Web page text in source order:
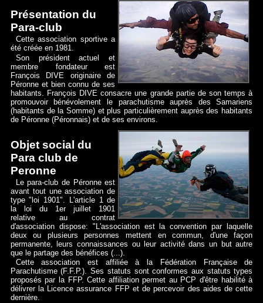
Présentation du
Para-club
Cette association sportive a
été créée en 1981.
Son président actuel et
membre fondateur est
François DIVE originaire de
Péronne et bien connu de ses
habitants. François DIVE consacre une grande partie de son temps à
promouvoir bénévolement le parachutisme auprès des Samariens
(habitants de la Somme) et plus particulièrement auprès des habitants
de Péronne (Péronnais) et de ses environs.
Objet social du
Para club de
Peronne
Le para-club de Péronne est
avant tout une association de
type "loi 1901". L'article 1 de
la loi du 1er juillet 1901
relative au contrat
d'association dispose: "L'association est la convention par laquelle
deux ou plusieurs personnes mettent en commun, d'une façon
permanente, leurs connaissances ou leur activité dans un but autre
que le partage des bénéfices (...).
Cette association est affiliée à la Fédération Française de
Parachutisme (F.F.P.). Ses statuts sont conformes aux statuts types
proposés par la FFP. Cette affiliation permet au PCP d'être habilité à
délivrer la Licence assurance FFP et de percevoir des aides de cette
dernière.